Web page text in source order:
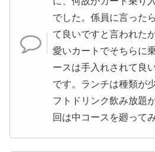
でした。係員に言った
て良いですと言われた
愛いカートでそちらに
ースは手入れされて良
です。ランチは種類が
フトドリンク飲み放題
回は中コースを廻って